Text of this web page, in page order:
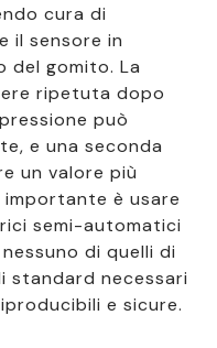
cura di
il sensore in
del gomito. La
ripetuta dopo
può
e una seconda
un valore più
è usare
semi-automatici
di quelli di
standard necessari
e sicure.